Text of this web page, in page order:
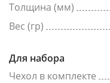
Толщина (мм)
Вес (гр)
Для набора
Чехол в комплекте